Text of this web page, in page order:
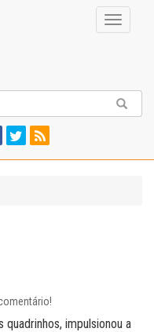
Toggle
impulsionou a